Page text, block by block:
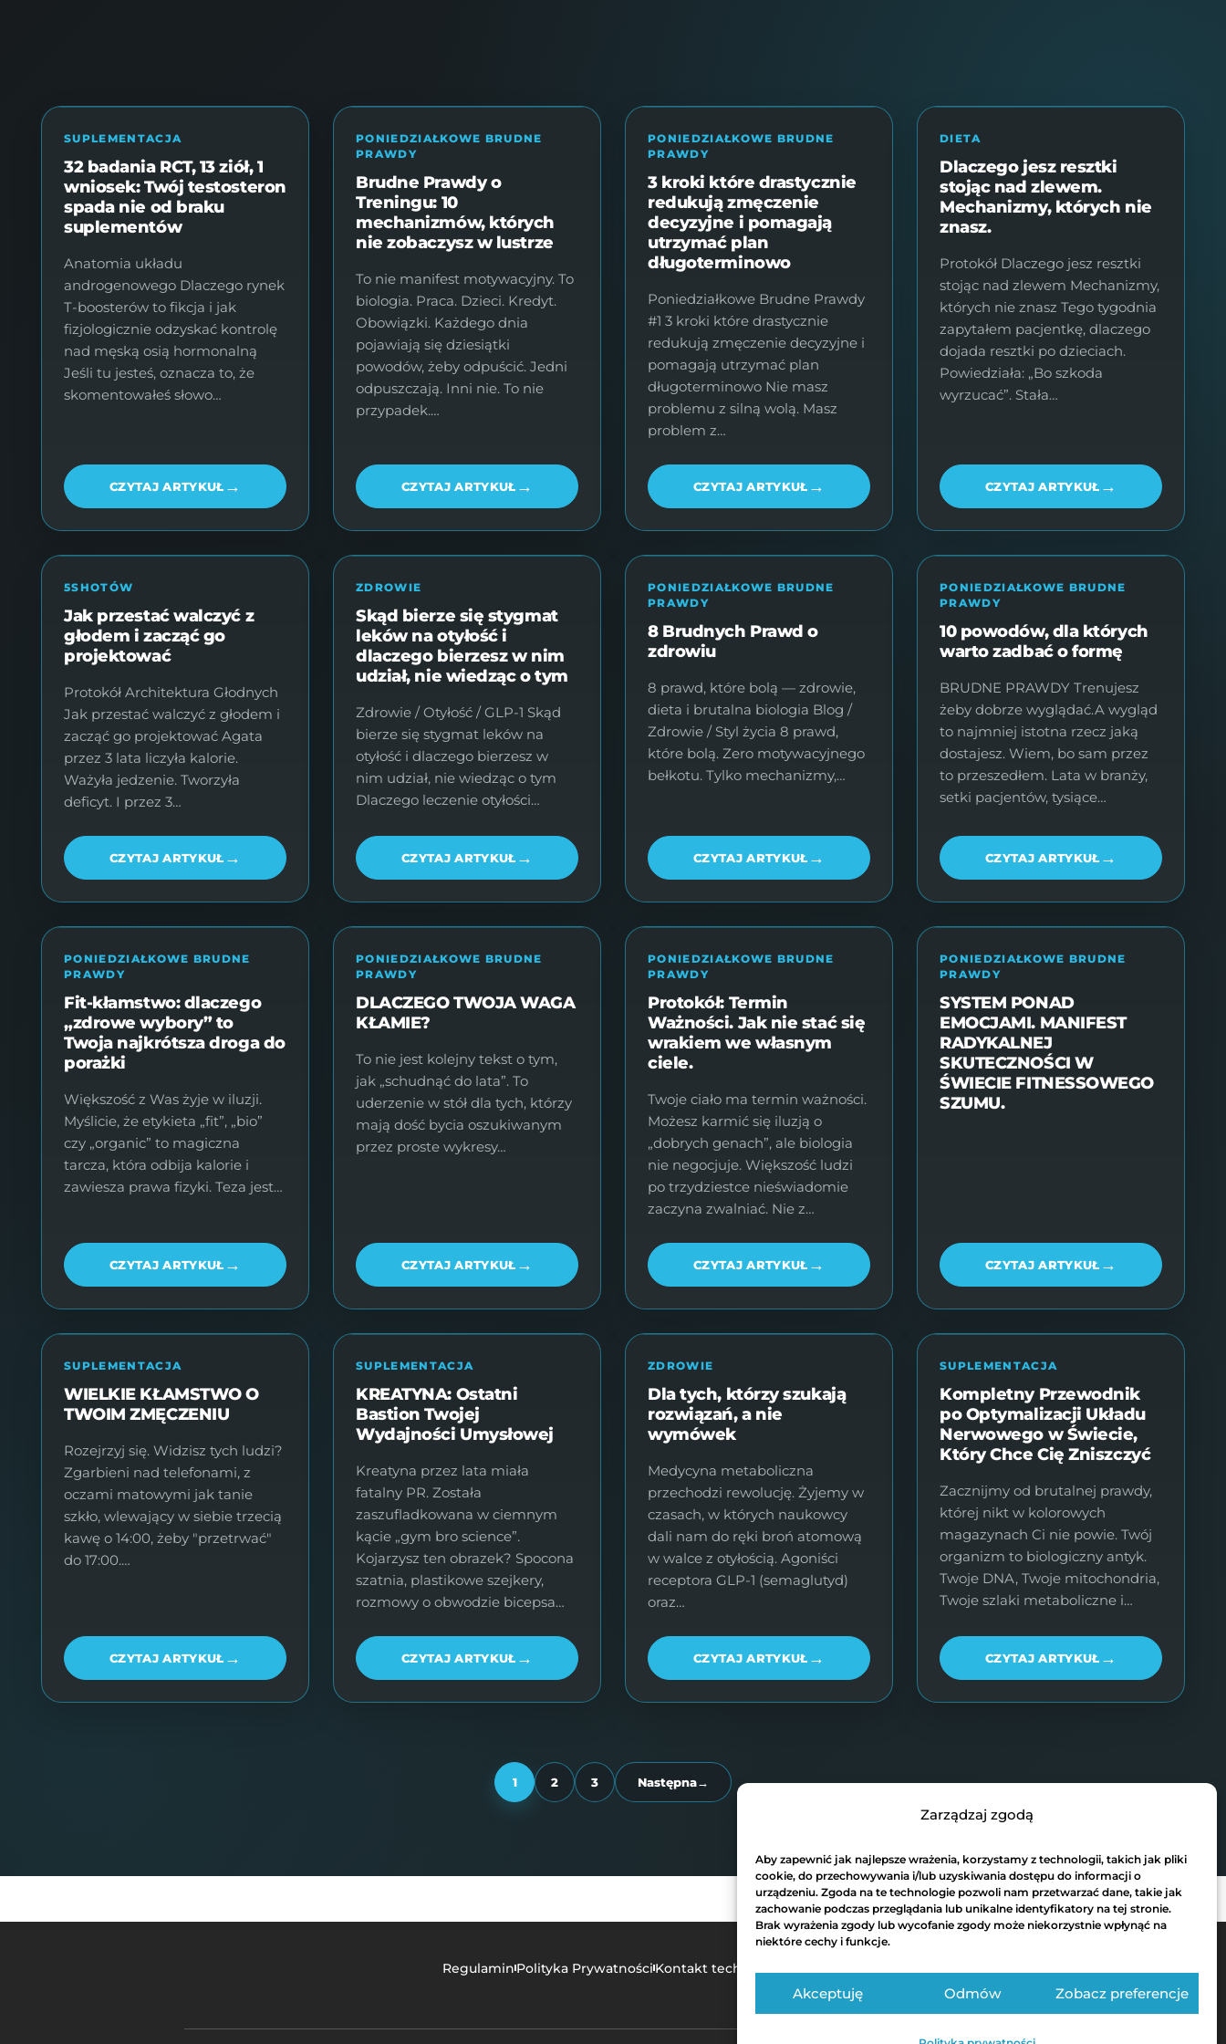
Zarządzaj zgodą
Aby zapewnić jak najlepsze wrażenia, korzystamy z technologii, takich jak pliki
cookie, do przechowywania i/lub uzyskiwania dostępu do informacji o
urządzeniu. Zgoda na te technologie pozwoli nam przetwarzać dane, takie jak
zachowanie podczas przeglądania lub unikalne identyfikatory na tej stronie.
Brak wyrażenia zgody lub wycofanie zgody może niekorzystnie wpłynąć na
niektóre cechy i funkcje.
Akceptuję Odmów Zobacz preferencje
SUPLEMENTACJA
32 badania RCT, 13 ziół, 1
wniosek: Twój testosteron
spada nie od braku
suplementów
Anatomia układu
androgenowego Dlaczego rynek
T-boosterów to fikcja i jak
fizjologicznie odzyskać kontrolę
nad męską osią hormonalną
Jeśli tu jesteś, oznacza to, że
skomentowałeś słowo…
CZYTAJ ARTYKUŁ →
PONIEDZIAŁKOWE BRUDNE
PRAWDY
Brudne Prawdy o
Treningu: 10
mechanizmów, których
nie zobaczysz w lustrze
To nie manifest motywacyjny. To
biologia. Praca. Dzieci. Kredyt.
Obowiązki. Każdego dnia
pojawiają się dziesiątki
powodów, żeby odpuścić. Jedni
odpuszczają. Inni nie. To nie
przypadek.…
CZYTAJ ARTYKUŁ →
PONIEDZIAŁKOWE BRUDNE
PRAWDY
3 kroki które drastycznie
redukują zmęczenie
decyzyjne i pomagają
utrzymać plan
długoterminowo
Poniedziałkowe Brudne Prawdy
#1 3 kroki które drastycznie
redukują zmęczenie decyzyjne i
pomagają utrzymać plan
długoterminowo Nie masz
problemu z silną wolą. Masz
problem z…
CZYTAJ ARTYKUŁ →
DIETA
Dlaczego jesz resztki
stojąc nad zlewem.
Mechanizmy, których nie
znasz.
Protokół Dlaczego jesz resztki
stojąc nad zlewem Mechanizmy,
których nie znasz Tego tygodnia
zapytałem pacjentkę, dlaczego
dojada resztki po dzieciach.
Powiedziała: „Bo szkoda
wyrzucać”. Stała…
CZYTAJ ARTYKUŁ →
5SHOTÓW
Jak przestać walczyć z
głodem i zacząć go
projektować
Protokół Architektura Głodnych
Jak przestać walczyć z głodem i
zacząć go projektować Agata
przez 3 lata liczyła kalorie.
Ważyła jedzenie. Tworzyła
deficyt. I przez 3…
CZYTAJ ARTYKUŁ →
ZDROWIE
Skąd bierze się stygmat
leków na otyłość i
dlaczego bierzesz w nim
udział, nie wiedząc o tym
Zdrowie / Otyłość / GLP-1 Skąd
bierze się stygmat leków na
otyłość i dlaczego bierzesz w
nim udział, nie wiedząc o tym
Dlaczego leczenie otyłości…
CZYTAJ ARTYKUŁ →
PONIEDZIAŁKOWE BRUDNE
PRAWDY
8 Brudnych Prawd o
zdrowiu
8 prawd, które bolą — zdrowie,
dieta i brutalna biologia Blog /
Zdrowie / Styl życia 8 prawd,
które bolą. Zero motywacyjnego
bełkotu. Tylko mechanizmy,…
CZYTAJ ARTYKUŁ →
PONIEDZIAŁKOWE BRUDNE
PRAWDY
10 powodów, dla których
warto zadbać o formę
BRUDNE PRAWDY Trenujesz
żeby dobrze wyglądać.A wygląd
to najmniej istotna rzecz jaką
dostajesz. Wiem, bo sam przez
to przeszedłem. Lata w branży,
setki pacjentów, tysiące…
CZYTAJ ARTYKUŁ →
PONIEDZIAŁKOWE BRUDNE
PRAWDY
Fit-kłamstwo: dlaczego
„zdrowe wybory” to
Twoja najkrótsza droga do
porażki
Większość z Was żyje w iluzji.
Myślicie, że etykieta „fit”, „bio”
czy „organic” to magiczna
tarcza, która odbija kalorie i
zawiesza prawa fizyki. Teza jest…
CZYTAJ ARTYKUŁ →
PONIEDZIAŁKOWE BRUDNE
PRAWDY
DLACZEGO TWOJA WAGA
KŁAMIE?
To nie jest kolejny tekst o tym,
jak „schudnąć do lata”. To
uderzenie w stół dla tych, którzy
mają dość bycia oszukiwanym
przez proste wykresy…
CZYTAJ ARTYKUŁ →
PONIEDZIAŁKOWE BRUDNE
PRAWDY
Protokół: Termin
Ważności. Jak nie stać się
wrakiem we własnym
ciele.
Twoje ciało ma termin ważności.
Możesz karmić się iluzją o
„dobrych genach”, ale biologia
nie negocjuje. Większość ludzi
po trzydziestce nieświadomie
zaczyna zwalniać. Nie z…
CZYTAJ ARTYKUŁ →
PONIEDZIAŁKOWE BRUDNE
PRAWDY
SYSTEM PONAD
EMOCJAMI. MANIFEST
RADYKALNEJ
SKUTECZNOŚCI W
ŚWIECIE FITNESSOWEGO
SZUMU.
CZYTAJ ARTYKUŁ →
SUPLEMENTACJA
WIELKIE KŁAMSTWO O
TWOIM ZMĘCZENIU
Rozejrzyj się. Widzisz tych ludzi?
Zgarbieni nad telefonami, z
oczami matowymi jak tanie
szkło, wlewający w siebie trzecią
kawę o 14:00, żeby "przetrwać"
do 17:00.…
CZYTAJ ARTYKUŁ →
SUPLEMENTACJA
KREATYNA: Ostatni
Bastion Twojej
Wydajności Umysłowej
Kreatyna przez lata miała
fatalny PR. Została
zaszufladkowana w ciemnym
kącie „gym bro science”.
Kojarzysz ten obrazek? Spocona
szatnia, plastikowe szejkery,
rozmowy o obwodzie bicepsa…
CZYTAJ ARTYKUŁ →
ZDROWIE
Dla tych, którzy szukają
rozwiązań, a nie
wymówek
Medycyna metaboliczna
przechodzi rewolucję. Żyjemy w
czasach, w których naukowcy
dali nam do ręki broń atomową
w walce z otyłością. Agoniści
receptora GLP-1 (semaglutyd)
oraz…
CZYTAJ ARTYKUŁ →
SUPLEMENTACJA
Kompletny Przewodnik
po Optymalizacji Układu
Nerwowego w Świecie,
Który Chce Cię Zniszczyć
Zacznijmy od brutalnej prawdy,
której nikt w kolorowych
magazynach Ci nie powie. Twój
organizm to biologiczny antyk.
Twoje DNA, Twoje mitochondria,
Twoje szlaki metaboliczne i…
CZYTAJ ARTYKUŁ →
1 2 3 Następna→
RegulaminPolityka PrywatnościKontakt techniczny